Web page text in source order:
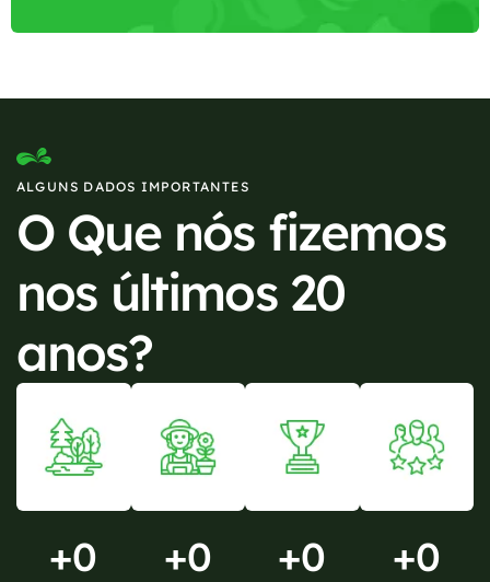
ALGUNS DADOS IMPORTANTES
O Que nós fizemos
nos últimos 20
anos?
+0 +0 +0 +0